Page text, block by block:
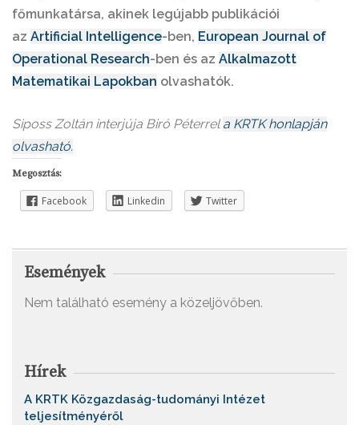
főmunkatársa, akinek legújabb publikációi
az Artificial Intelligence-ben, European Journal of
Operational Research-ben és az Alkalmazott
Matematikai Lapokban olvashatók.
Siposs Zoltán interjúja Biró Péterrel a KRTK honlapján
olvasható.
Megosztás:
Facebook Linkedin Twitter
Események
Nem található esemény a közeljövőben.
Hírek
A KRTK Közgazdaság-tudományi Intézet
teljesítményéről